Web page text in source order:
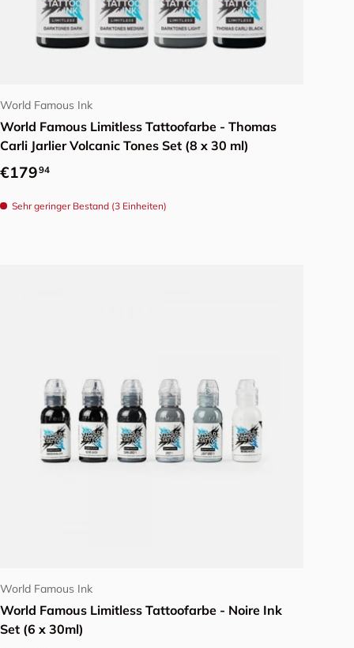
World Famous Ink
World Famous Limitless Tattoofarbe - Thomas
Carli Jarlier Volcanic Tones Set (8 x 30 ml)
Normaler Preis
€17994
Sehr geringer Bestand (3 Einheiten)
World Famous Ink
World Famous Limitless Tattoofarbe - Noire Ink
Set (6 x 30ml)